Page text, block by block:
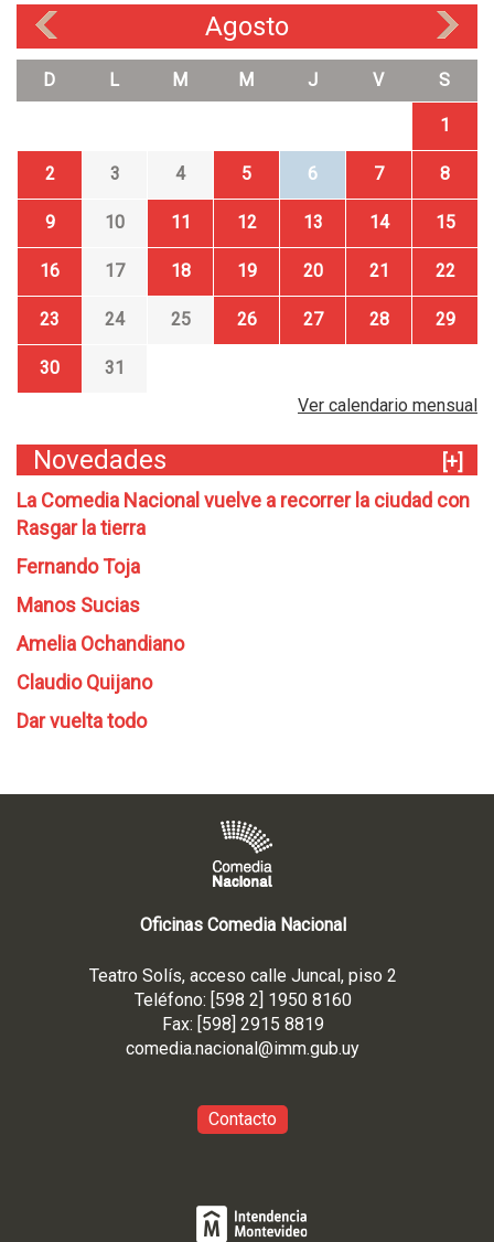
Agosto
D L M M J V S
1
2 3 4 5 6 7 8
9 10 11 12 13 14 15
16 17 18 19 20 21 22
23 24 25 26 27 28 29
30
31
Ver calendario mensual
Novedades
[+]
La Comedia Nacional vuelve a recorrer la ciudad con
Rasgar la tierra
Fernando Toja
Manos Sucias
Amelia Ochandiano
Claudio Quijano
Dar vuelta todo
Oficinas Comedia Nacional
Teatro Solís, acceso calle Juncal, piso 2
Teléfono: [598 2] 1950 8160
Fax: [598] 2915 8819
comedia.nacional@imm.gub.uy
Contacto